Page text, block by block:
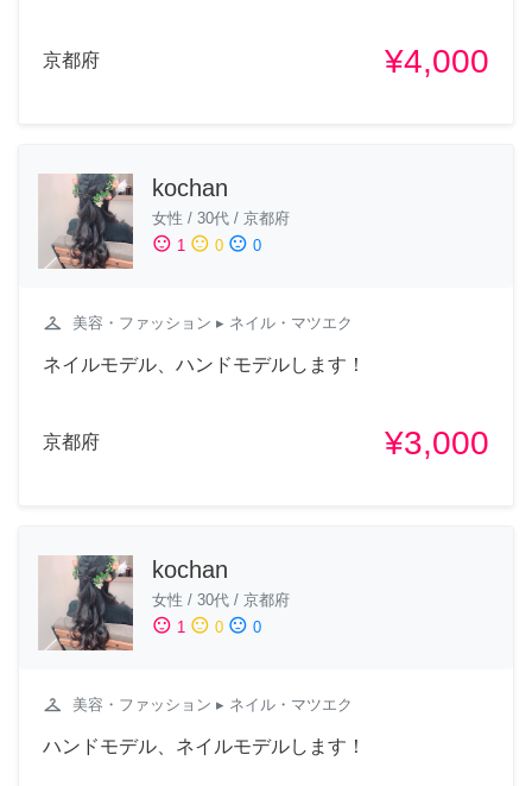
京都府 ¥4,000
kochan
女性 / 30代 / 京都府
sentiment_satisfied 1 sentiment_neutral 0 sentiment_dissatisfied 0
checkroom 美容・ファッション ▸ ネイル・マツエク
ネイルモデル、ハンドモデルします！
京都府 ¥3,000
kochan
女性 / 30代 / 京都府
sentiment_satisfied 1 sentiment_neutral 0 sentiment_dissatisfied 0
checkroom 美容・ファッション ▸ ネイル・マツエク
ハンドモデル、ネイルモデルします！